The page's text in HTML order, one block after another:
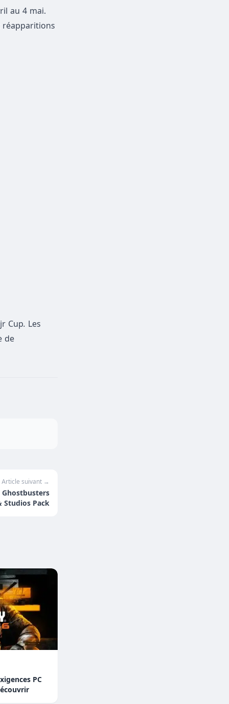
au 4 mai.
réapparitions
Cup. Les
de
Article suivant →
Ghostbusters
Studios Pack
PC